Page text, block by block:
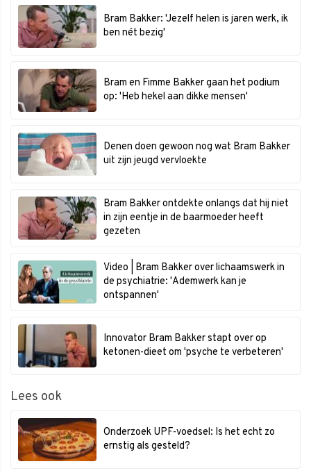
Bram Bakker: 'Jezelf helen is jaren werk, ik
ben nét bezig'
Bram en Fimme Bakker gaan het podium
op: 'Heb hekel aan dikke mensen'
Denen doen gewoon nog wat Bram Bakker
uit zijn jeugd vervloekte
Bram Bakker ontdekte onlangs dat hij niet
in zijn eentje in de baarmoeder heeft
gezeten
Video | Bram Bakker over lichaamswerk in
de psychiatrie: 'Ademwerk kan je
ontspannen'
Innovator Bram Bakker stapt over op
ketonen-dieet om 'psyche te verbeteren'
Lees ook
Onderzoek UPF-voedsel: Is het echt zo
ernstig als gesteld?